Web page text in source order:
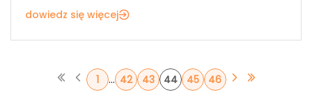
dowiedz się więcej
1 ... 42 43 44 45 46